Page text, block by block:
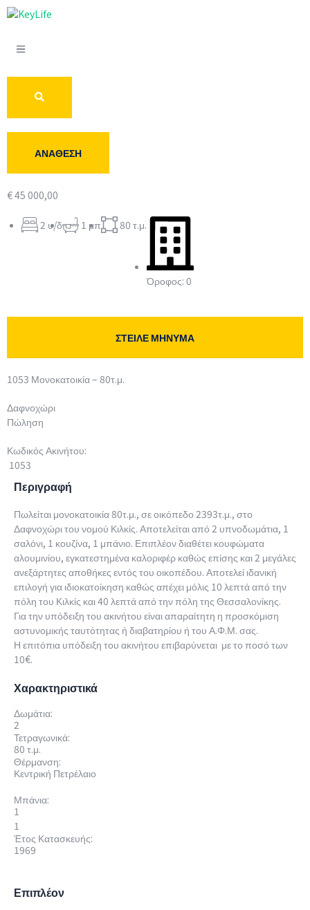
ΑΝΆΘΕΣΗ
€ 45 000,00
2 υ/δ 1 μπ 80 τ.μ.
Όροφος: 0
ΣΤΕΙΛΕ ΜΗΝΥΜΑ
1053 Μονοκατοικία – 80τ.μ.
Δαφνοχώρι
Πώληση
Κωδικός Ακινήτου:
1053
Περιγραφή
Πωλείται μονοκατοικία 80τ.μ., σε οικόπεδο 2393τ.μ., στο
Δαφνοχώρι του νομού Κιλκίς. Αποτελείται από 2 υπνοδωμάτια, 1
σαλόνι, 1 κουζίνα, 1 μπάνιο. Επιπλέον διαθέτει κουφώματα
αλουμινίου, εγκατεστημένα καλοριφέρ καθώς επίσης και 2 μεγάλες
ανεξάρτητες αποθήκες εντός του οικοπέδου. Αποτελεί ιδανική
επιλογή για ιδιοκατοίκηση καθώς απέχει μόλις 10 λεπτά από την
πόλη του Κιλκίς και 40 λεπτά από την πόλη της Θεσσαλονίκης.
Για την υπόδειξη του ακινήτου είναι απαραίτητη η προσκόμιση
αστυνομικής ταυτότητας ή διαβατηρίου ή του Α.Φ.Μ. σας.
Η επιτόπια υπόδειξη του ακινήτου επιβαρύνεται με το ποσό των
10€.
Χαρακτηριστικά
Δωμάτια:
2
Τετραγωνικά:
80 τ.μ.
Θέρμανση:
Κεντρική Πετρέλαιο
Μπάνια:
1
1
Έτος Κατασκευής:
1969
Επιπλέον